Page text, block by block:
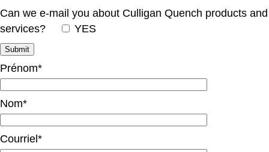
Can we e-mail you about Culligan Quench products and
services?
YES
Prénom*
Nom*
Courriel*